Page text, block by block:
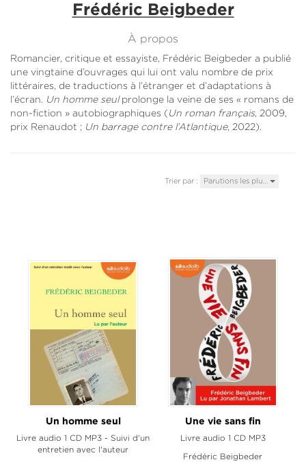
Frédéric Beigbeder
À propos
Romancier, critique et essayiste, Frédéric Beigbeder a publié
une vingtaine d’ouvrages qui lui ont valu nombre de prix
littéraires, de traductions à l’étranger et d’adaptations à
l’écran. Un homme seulprolonge la veine de ses « romans de
non-fiction » autobiographiques (Un roman français, 2009,
prix Renaudot ; Un barrage contre l’Atlantique, 2022).
Trier par : Parutions les plu…
Un homme seul
Livre audio 1 CD MP3 - Suivi d'un
entretien avec l'auteur
Une vie sans fin
Livre audio 1 CD MP3
Frédéric Beigbeder